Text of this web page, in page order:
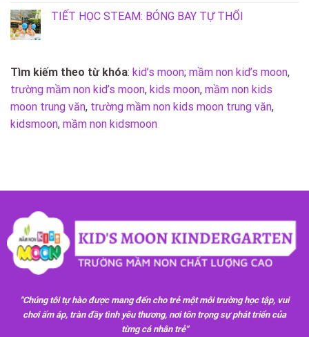
TIẾT HỌC STEAM: BÓNG BAY TỰ THỔI
Tìm kiếm theo từ khóa: kid’s moon; mầm non kid’s moon,
trường mầm non kid’s moon, kids moon, mầm non kids
moon trung văn, trường mầm non kids moon trung văn,
kidsmoon, mầm non kidsmoon
"Chúng tôi tự hào được mang đến cho trẻ một môi trường học tập, vui
chơi ấm áp, tràn đầy tình yêu thương, nơi tôn trọng sự phát triển của
từng cá nhân trẻ"